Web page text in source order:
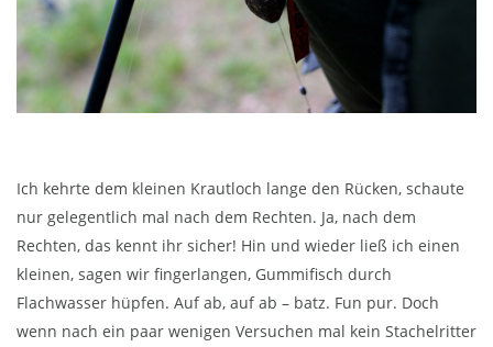
Ich kehrte dem kleinen Krautloch lange den Rücken, schaute
nur gelegentlich mal nach dem Rechten. Ja, nach dem
Rechten, das kennt ihr sicher! Hin und wieder ließ ich einen
kleinen, sagen wir fingerlangen, Gummifisch durch
Flachwasser hüpfen. Auf ab, auf ab – batz. Fun pur. Doch
wenn nach ein paar wenigen Versuchen mal kein Stachelritter